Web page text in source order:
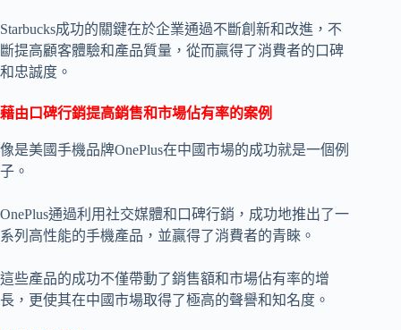
Starbucks成功的關鍵在於企業通過不斷創新和改進，不
斷提高顧客體驗和產品質量，從而贏得了消費者的口碑
和忠誠度。
藉由口碑行銷提高銷售和市場佔有率的案例
像是美國手機品牌OnePlus在中國市場的成功就是一個例
子。
OnePlus通過利用社交媒體和口碑行銷，成功地推出了一
系列高性能的手機產品，並贏得了消費者的青睞。
這些產品的成功不僅帶動了銷售額和市場佔有率的增
長，更使其在中國市場取得了極高的聲譽和知名度。